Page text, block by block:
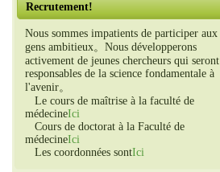
Recrutement!
Nous sommes impatients de participer aux
gens ambitieux。Nous développerons
activement de jeunes chercheurs qui seront
responsables de la science fondamentale à
l'avenir。
Le cours de maîtrise à la faculté de
médecineIci
Cours de doctorat à la Faculté de
médecineIci
Les coordonnées sontIci